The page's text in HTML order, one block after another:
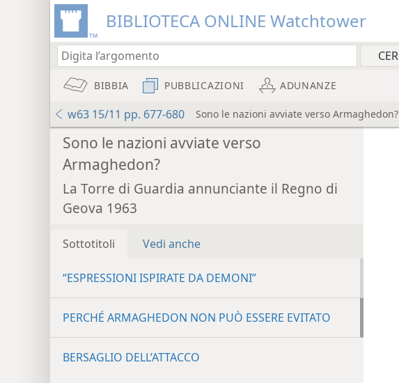
BIBLIOTECA ONLINE Watchtower
BIBBIA PUBBLICAZIONI ADUNANZE
w63 15/11 pp. 677-680 Sono le nazioni avviate verso Armaghedon?
Sono le nazioni avviate verso
Armaghedon?
La Torre di Guardia annunciante il Regno di
Geova 1963
Sottotitoli Vedi anche
“ESPRESSIONI ISPIRATE DA DEMONI”
PERCHÉ ARMAGHEDON NON PUÒ ESSERE EVITATO
BERSAGLIO DELL’ATTACCO